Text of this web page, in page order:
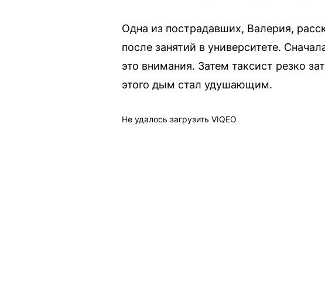
Одна из пострадавших, Валерия,
после занятий в университете.
это внимания. Затем таксист резко
этого дым стал удушающим.
Не удалось загрузить VIQEO